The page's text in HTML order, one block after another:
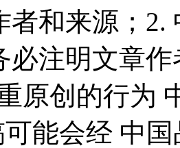
者和来源；
必注明文章
原创的行为
能会经 中